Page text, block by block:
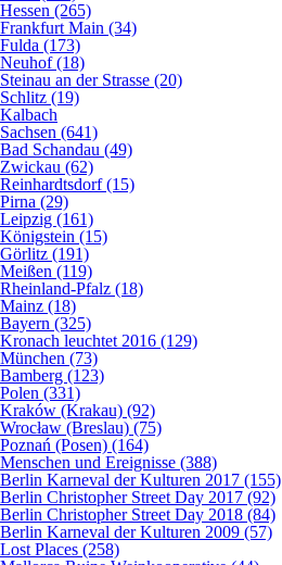
Hessen (265)
Frankfurt Main (34)
Fulda (173)
Neuhof (18)
Steinau an der Strasse (20)
Schlitz (19)
Kalbach
Sachsen (641)
Bad Schandau (49)
Zwickau (62)
Reinhardtsdorf (15)
Pirna (29)
Leipzig (161)
Königstein (15)
Görlitz (191)
Meißen (119)
Rheinland-Pfalz (18)
Mainz (18)
Bayern (325)
Kronach leuchtet 2016 (129)
München (73)
Bamberg (123)
Polen (331)
Kraków (Krakau) (92)
Wrocław (Breslau) (75)
Poznań (Posen) (164)
Menschen und Ereignisse (388)
Berlin Karneval der Kulturen 2017 (155)
Berlin Christopher Street Day 2017 (92)
Berlin Christopher Street Day 2018 (84)
Berlin Karneval der Kulturen 2009 (57)
Lost Places (258)